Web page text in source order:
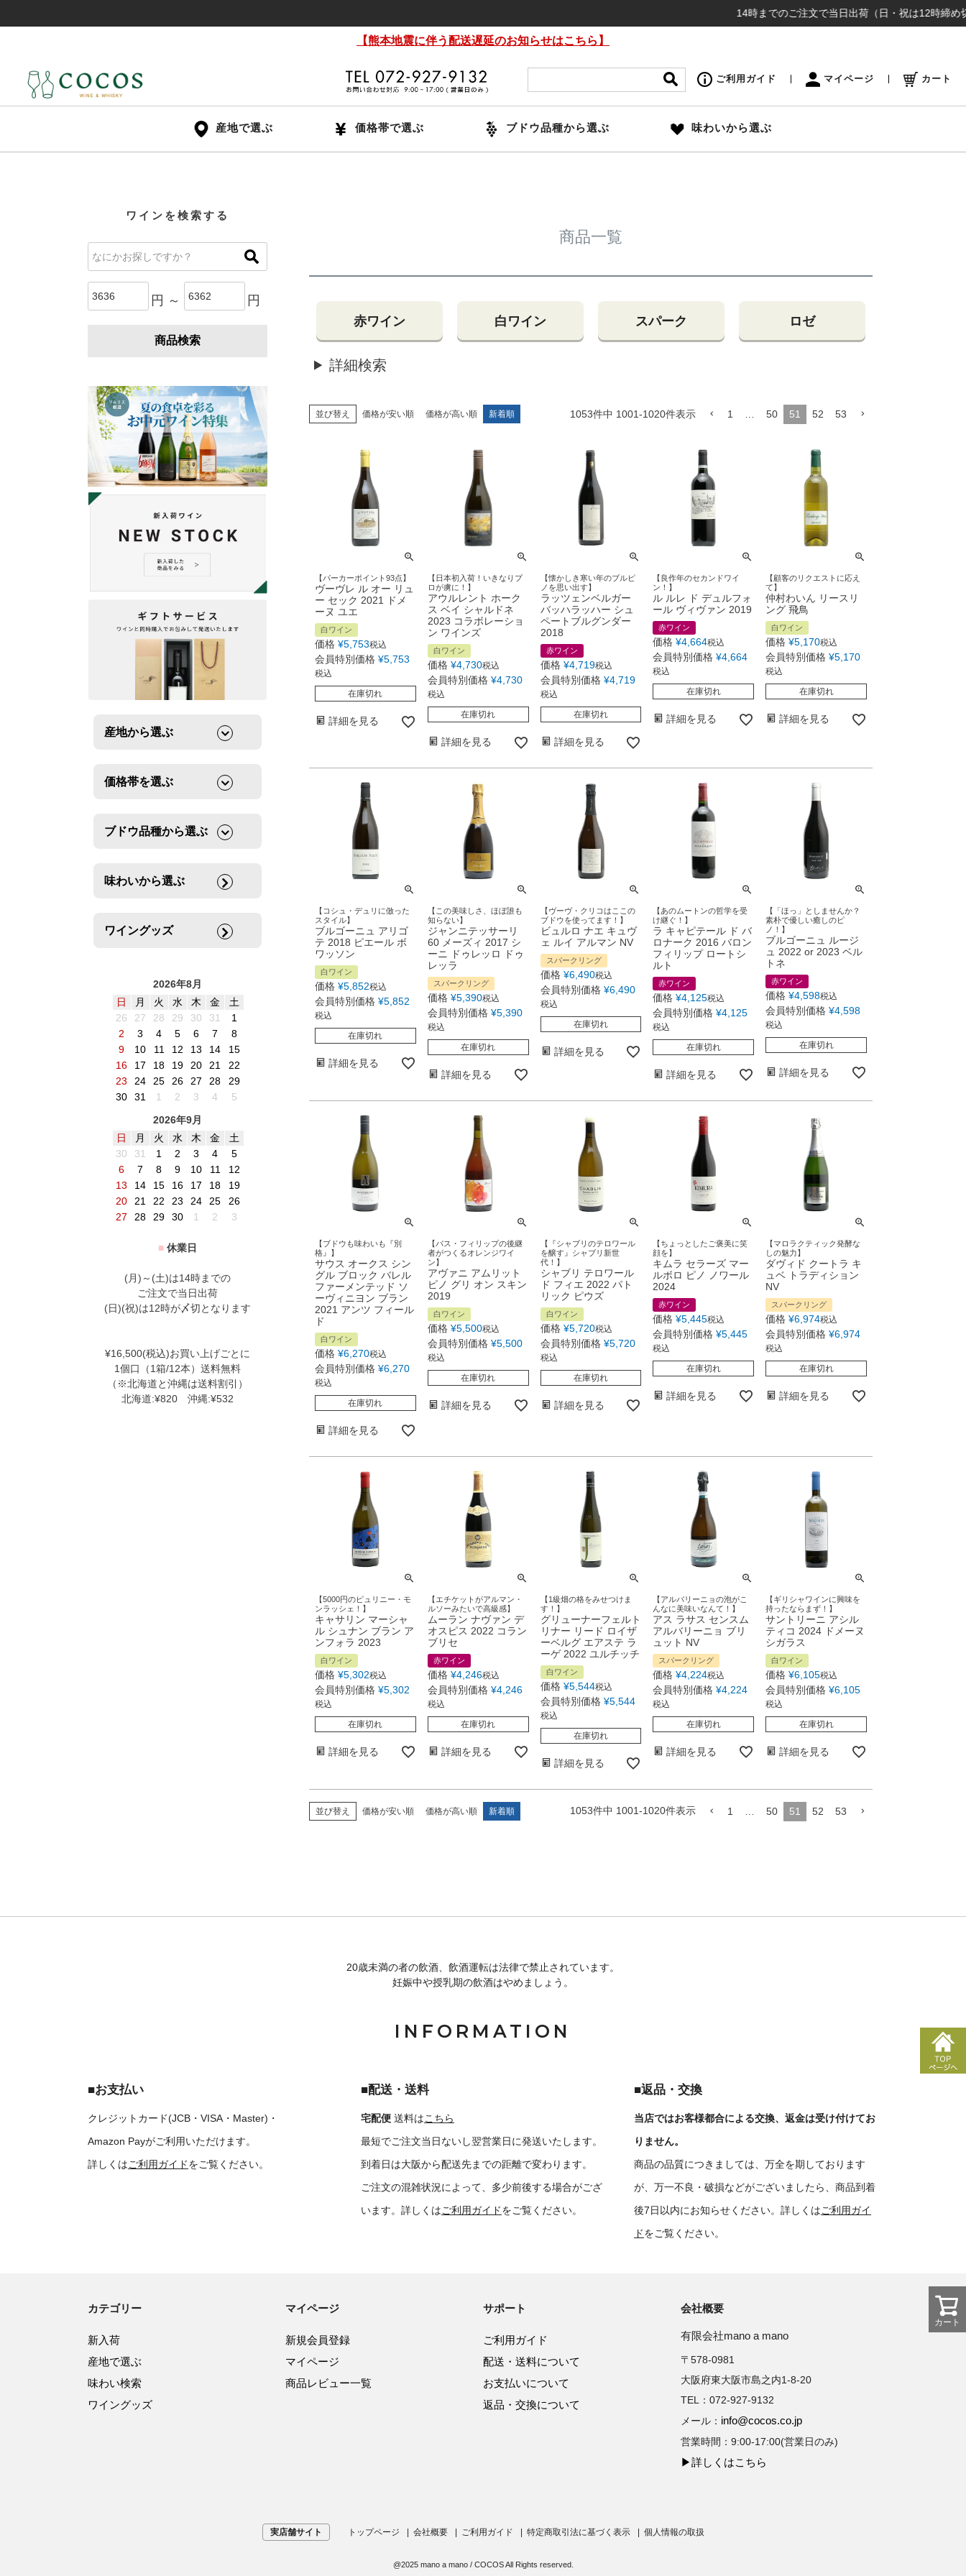
14時までのご注文で当日出荷（日・祝は12時締め切り
【熊本地震に伴う配送遅延のお知らせはこちら】
ご利用ガイド マイページ カート
産地で選ぶ 価格帯で選ぶ ブドウ品種から選ぶ 味わいから選ぶ
ワインを検索する
円 ～ 円
商品検索
産地から選ぶ
価格帯を選ぶ
ブドウ品種から選ぶ
味わいから選ぶ
ワイングッズ
2026年8月
日
月 火 水 木 金
土
26
27 28 29 30 31
1
2
3 4 5 6 7
8
9
10 11 12 13 14
15
16
17 18 19 20 21
22
23
24 25 26 27 28
29
30
31 1 2 3 4
5
2026年9月
日
月 火 水 木 金
土
30
31 1 2 3 4
5
6
7 8 9 10 11
12
13
14 15 16 17 18
19
20
21 22 23 24 25
26
27
28 29 30 1 2 3
■ 休業日
(月)～(土)は14時までの
ご注文で当日出荷
(日)(祝)は12時が〆切となります
¥16,500(税込)お買い上げごとに
1個口（1箱/12本）送料無料
（※北海道と沖縄は送料割引）
北海道:¥820 沖縄:¥532
商品一覧
赤ワイン 白ワイン スパーク ロゼ
詳細検索
並び替え 価格が安い順 価格が高い順 新着順 1053件中 1001-1020件表示 1 50 51 52 53
【パーカーポイント93点】
ヴーヴレ ル オー リュ
ー セック 2021 ドメ
ーヌ ユエ
白ワイン
価格 ¥5,753税込
会員特別価格 ¥5,753
税込
在庫切れ
詳細を見る
【日本初入荷！いきなりプ
ロが虜に！】
アウルレント ホーク
ス ベイ シャルドネ
2023 コラボレーショ
ン ワインズ
白ワイン
価格 ¥4,730税込
会員特別価格 ¥4,730
税込
在庫切れ
詳細を見る
【懐かしき寒い年のブルピ
ノを思い出す】
ラッツェンベルガー
バッハラッハー シュ
ペートブルグンダー
2018
赤ワイン
価格 ¥4,719税込
会員特別価格 ¥4,719
税込
在庫切れ
詳細を見る
【良作年のセカンドワイ
ン！】
ル ルレ ド デュルフォ
ール ヴィヴァン 2019
赤ワイン
価格 ¥4,664税込
会員特別価格 ¥4,664
税込
在庫切れ
詳細を見る
【顧客のリクエストに応え
て】
仲村わいん リースリ
ング 飛鳥
白ワイン
価格 ¥5,170税込
会員特別価格 ¥5,170
税込
在庫切れ
詳細を見る
【コシュ・デュリに倣った
スタイル】
ブルゴーニュ アリゴ
テ 2018 ピエール ボ
ワッソン
白ワイン
価格 ¥5,852税込
会員特別価格 ¥5,852
税込
在庫切れ
詳細を見る
【この美味しさ、ほぼ誰も
知らない】
ジャンニテッサーリ
60 メーズィ 2017 シ
ーニ ドゥレッロ ドゥ
レッラ
スパークリング
価格 ¥5,390税込
会員特別価格 ¥5,390
税込
在庫切れ
詳細を見る
【ヴーヴ・クリコはここの
ブドウを使ってます！】
ビュルロ ナエ キュヴ
ェ ルイ アルマン NV
スパークリング
価格 ¥6,490税込
会員特別価格 ¥6,490
税込
在庫切れ
詳細を見る
【あのムートンの哲学を受
け継ぐ！】
ラ キャピテール ド バ
ロナーク 2016 バロン
フィリップ ロートシ
ルト
赤ワイン
価格 ¥4,125税込
会員特別価格 ¥4,125
税込
在庫切れ
詳細を見る
【「ほっ」としませんか？
素朴で優しい癒しのピ
ノ！】
ブルゴーニュ ルージ
ュ 2022 or 2023 ベル
トネ
赤ワイン
価格 ¥4,598税込
会員特別価格 ¥4,598
税込
在庫切れ
詳細を見る
【ブドウも味わいも『別
格』】
サウス オークス シン
グル ブロック バレル
ファーメンテッド ソ
ーヴィニヨン ブラン
2021 アンツ フィール
ド
白ワイン
価格 ¥6,270税込
会員特別価格 ¥6,270
税込
在庫切れ
詳細を見る
【バス・フィリップの後継
者がつくるオレンジワイ
ン】
アヴァニ アムリット
ピノ グリ オン スキン
2019
白ワイン
価格 ¥5,500税込
会員特別価格 ¥5,500
税込
在庫切れ
詳細を見る
【『シャブリのテロワール
を醸す』シャブリ新世
代！】
シャブリ テロワール
ド フィエ 2022 パト
リック ピウズ
白ワイン
価格 ¥5,720税込
会員特別価格 ¥5,720
税込
在庫切れ
詳細を見る
【ちょっとしたご褒美に笑
顔を】
キムラ セラーズ マー
ルボロ ピノ ノワール
2024
赤ワイン
価格 ¥5,445税込
会員特別価格 ¥5,445
税込
在庫切れ
詳細を見る
【マロラクティック発酵な
しの魅力】
ダヴィド クートラ キ
ュベ トラディション
NV
スパークリング
価格 ¥6,974税込
会員特別価格 ¥6,974
税込
在庫切れ
詳細を見る
【5000円のピュリニー・モ
ンラッシェ！】
キャサリン マーシャ
ル シュナン ブラン ア
ンフォラ 2023
白ワイン
価格 ¥5,302税込
会員特別価格 ¥5,302
税込
在庫切れ
詳細を見る
【エチケットがアルマン・
ルソーみたいで高級感】
ムーラン ナヴァン デ
オスピス 2022 コラン
ブリセ
赤ワイン
価格 ¥4,246税込
会員特別価格 ¥4,246
税込
在庫切れ
詳細を見る
【1級畑の格をみせつけま
す！】
グリューナーフェルト
リナー リード ロイザ
ーベルグ エアステ ラ
ーゲ 2022 ユルチッチ
白ワイン
価格 ¥5,544税込
会員特別価格 ¥5,544
税込
在庫切れ
詳細を見る
【アルバリーニョの泡がこ
んなに美味いなんて！】
アス ラサス センスム
アルバリーニョ ブリ
ュット NV
スパークリング
価格 ¥4,224税込
会員特別価格 ¥4,224
税込
在庫切れ
詳細を見る
【ギリシャワインに興味を
持ったならまず！】
サントリーニ アシル
ティコ 2024 ドメーヌ
シガラス
白ワイン
価格 ¥6,105税込
会員特別価格 ¥6,105
税込
在庫切れ
詳細を見る
並び替え 価格が安い順 価格が高い順 新着順 1053件中 1001-1020件表示 1 50 51 52 53
カート
20歳未満の者の飲酒、飲酒運転は法律で禁止されています。
妊娠中や授乳期の飲酒はやめましょう。
INFORMATION
■お支払い
クレジットカード(JCB・VISA・Master)・
Amazon Payがご利用いただけます。
詳しくはご利用ガイドをご覧ください。
■配送・送料
宅配便 送料はこちら
最短でご注文当日ないし翌営業日に発送いたします。
到着日は大阪から配送先までの距離で変わります。
ご注文の混雑状況によって、多少前後する場合がござ
います。詳しくはご利用ガイドをご覧ください。
■返品・交換
当店ではお客様都合による交換、返金は受け付けてお
りません。
商品の品質につきましては、万全を期しております
が、万一不良・破損などがございましたら、商品到着
後7日以内にお知らせください。詳しくはご利用ガイ
ドをご覧ください。
カテゴリー
新入荷
産地で選ぶ
味わい検索
ワイングッズ
マイページ
新規会員登録
マイページ
商品レビュー一覧
サポート
ご利用ガイド
配送・送料について
お支払いについて
返品・交換について
会社概要
有限会社mano a mano
〒578-0981
大阪府東大阪市島之内1-8-20
TEL：072-927-9132
メール： info@cocos.co.jp
営業時間：9:00-17:00(営業日のみ)
▶詳しくはこちら
実店舗サイト トップページ 会社概要 ご利用ガイド 特定商取引法に基づく表示 個人情報の取扱
@2025 mano a mano / COCOS All Rights reserved.